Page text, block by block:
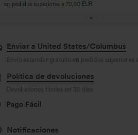
Compra 4 por 3, compra 8 por 6
Enviar a United States/Columbus
Envío estándar gratuito en pedidos superiores a
Política de devoluciones
Devoluciones fáciles en 30 días
Pago Fácil
Notificaciones